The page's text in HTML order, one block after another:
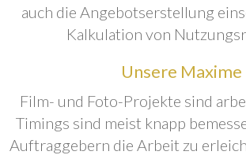
auch die Angebotserstellung
Kalkulation von
Unsere Maxime
Film- und Foto-Projekte sind
Timings sind meist knapp
Auftraggebern die Arbeit zu